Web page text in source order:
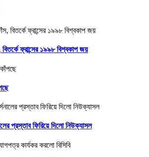
ফ্রান্সের ১৯৯৮ বিশ্বকাপ জয়
প্রস্তাব ফিরিয়ে দিলো নিউক্যাসল